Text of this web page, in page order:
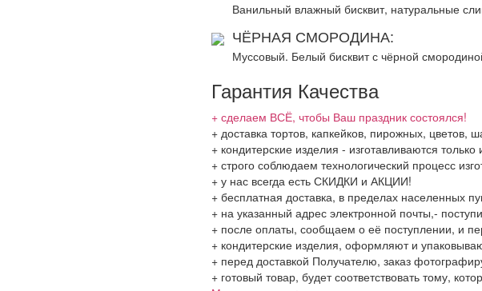
Ванильный влажный бисквит, натуральные
ЧЁРНАЯ СМОРОДИНА:
Муссовый. Белый бисквит с чёрной
Гарантия Качества
+ сделаем ВСЁ, чтобы Ваш праздник состоялся!
+ доставка тортов, капкейков, пирожных,
+ кондитерские изделия - изготавливаются
+ строго соблюдаем технологический процесс
+ у нас всегда есть СКИДКИ и АКЦИИ!
+ бесплатная доставка, в пределах населенных
+ на указанный адрес электронной почты,-
+ после оплаты, сообщаем о её поступлении, и
+ кондитерские изделия, оформляют и
+ перед доставкой Получателю, заказ
+ готовый товар, будет соответствовать тому,